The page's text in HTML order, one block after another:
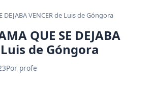
DEJABA VENCER de Luis de Góngora
QUE SE DEJABA
Luis de Góngora
Por profe